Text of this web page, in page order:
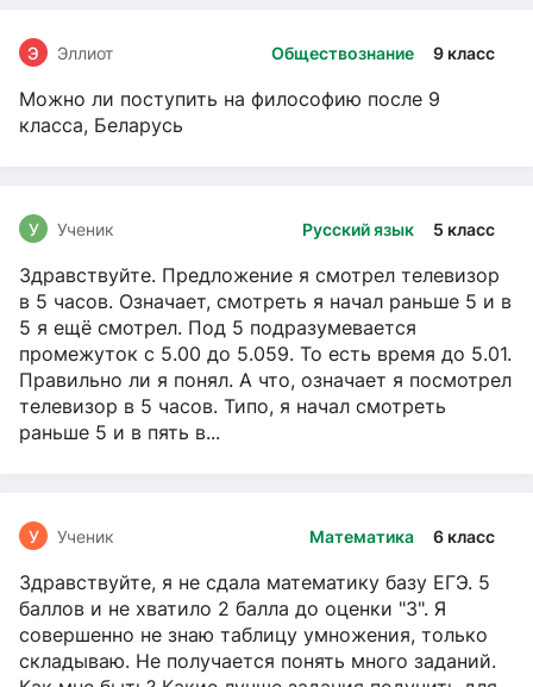
Обществознание 9 класс
Э Эллиот
Можно ли поступить на философию после 9
класса, Беларусь
Русский язык 5 класс
У Ученик
Здравствуйте. Предложение я смотрел телевизор
в 5 часов. Означает, смотреть я начал раньше 5 и в
5 я ещё смотрел. Под 5 подразумевается
промежуток с 5.00 до 5.059. То есть время до 5.01.
Правильно ли я понял. А что, означает я посмотрел
телевизор в 5 часов. Типо, я начал смотреть
раньше 5 и в пять в...
Математика 6 класс
У Ученик
Здравствуйте, я не сдала математику базу ЕГЭ. 5
баллов и не хватило 2 балла до оценки "3". Я
совершенно не знаю таблицу умножения, только
складываю. Не получается понять много заданий.